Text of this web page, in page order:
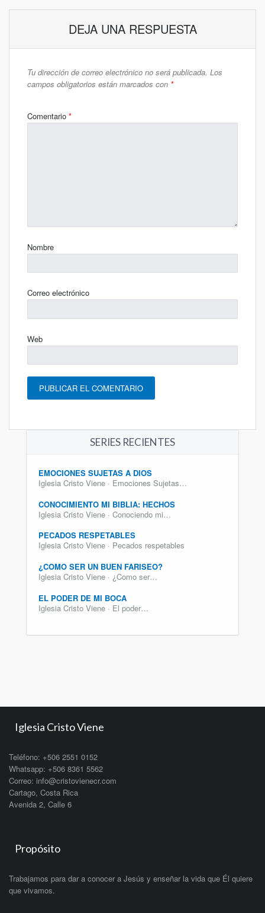
DEJA UNA RESPUESTA
Tu dirección de correo electrónico no será publicada. Los
campos obligatorios están marcados con *
Comentario *
Nombre
Correo electrónico
Web
SERIES RECIENTES
EMOCIONES SUJETAS A DIOS
Iglesia Cristo Viene · Emociones Sujetas…
CONOCIMIENTO MI BIBLIA: HECHOS
Iglesia Cristo Viene · Conociendo mi…
PECADOS RESPETABLES
Iglesia Cristo Viene · Pecados respetables
¿COMO SER UN BUEN FARISEO?
Iglesia Cristo Viene · ¿Como ser…
EL PODER DE MI BOCA
Iglesia Cristo Viene · El poder…
Iglesia Cristo Viene
Teléfono: +506 2551 0152
Whatsapp: +506 8361 5562
Correo: info@cristovienecr.com
Cartago, Costa Rica
Avenida 2, Calle 6
Propósito
Trabajamos para dar a conocer a Jesús y enseñar la vida que Él quiere
que vivamos.